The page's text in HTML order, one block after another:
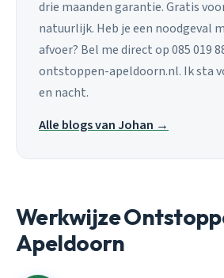
drie maanden garantie. Gratis
natuurlijk. Heb je een noodgeval
afvoer? Bel me direct op 085 019
ontstoppen-apeldoorn.nl. Ik sta
en nacht.
Alle blogs van Johan →
Werkwijze
Apeldoorn